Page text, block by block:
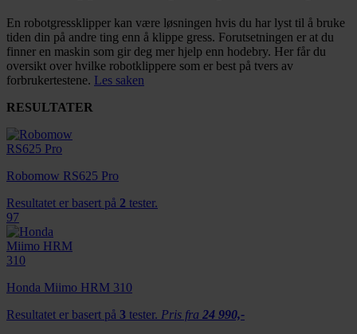
En robotgressklipper kan være løsningen hvis du har lyst til å bruke
tiden din på andre ting enn å klippe gress. Forutsetningen er at du
finner en maskin som gir deg mer hjelp enn hodebry. Her får du
oversikt over hvilke robotklippere som er best på tvers av
forbrukertestene. Les saken
RESULTATER
Robomow RS625 Pro
Resultatet er basert på 2 tester.
97
Honda Miimo HRM 310
Resultatet er basert på 3 tester. Pris fra 24 990,-